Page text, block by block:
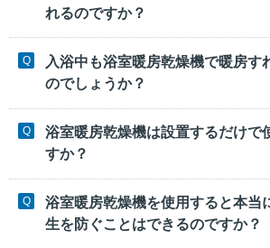
れるのですか？
入浴中も浴室暖房乾燥機で暖房す
のでしょうか？
浴室暖房乾燥機は設置するだけで
すか？
浴室暖房乾燥機を使用すると本当
生を防ぐことはできるのですか？